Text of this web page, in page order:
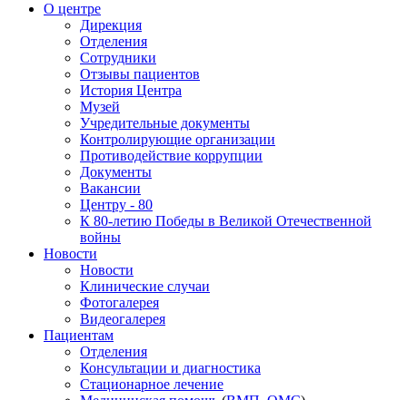
О центре
Дирекция
Отделения
Сотрудники
Отзывы пациентов
История Центра
Музей
Учредительные документы
Контролирующие организации
Противодействие коррупции
Документы
Вакансии
Центру - 80
К 80-летию Победы в Великой Отечественной
войны
Новости
Новости
Клинические случаи
Фотогалерея
Видеогалерея
Пациентам
Отделения
Консультации и диагностика
Стационарное лечение